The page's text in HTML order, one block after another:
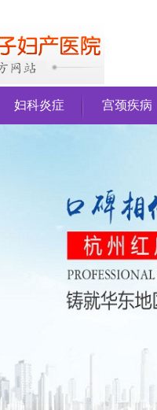
妇科炎症 宫颈疾病